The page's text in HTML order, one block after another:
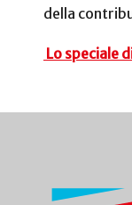
della
Lo speciale